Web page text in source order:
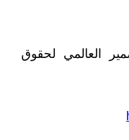
العالمي لحقوق